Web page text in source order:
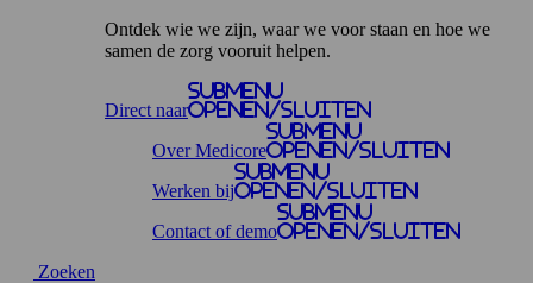
Ontdek wie we zijn, waar we voor staan en hoe we
samen de zorg vooruit helpen.
Direct naar
Submenu
openen/sluiten
Over Medicore
Submenu
openen/sluiten
Werken bij
Submenu
openen/sluiten
Contact of demo
Submenu
openen/sluiten
Zoeken